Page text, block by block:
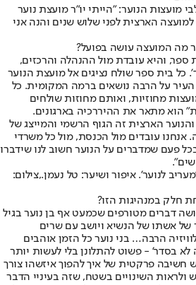
הנוער: "הייתי יו"ר מועצת נוער
הארצית לפני שלוש שנים והנה אני
מה המועצה עושה בפועל?
ספר, והיא עובדת מול ההנהלה והרכזים,
כל בית ספר שולח נציגים אל מועצת הנוער
על הרבה נושאים ברמה המקומית. כל
מחוזיות, ואותם מחוזות שולחים
הוא מתאר את ההיררכיה בארגונים.
הארצית זה הגוף הרשמי והמייצג של
אנחנו עובדים מול הכנסת, מול כל משרדי
פעם שמדברים על הנוער חשוב לנו שידברו
מתוך '21 עד 21' של 'מעריב לנוער'. איפור ושיער: טל נעמן.,צילום:
חלק במנהיגות הזו?
דברים מטורפים שכמעט אף בן נוער בגיל
של אשתו של הנשיא ויושב עם שרים
הרבה… בני נוער כל הזמן אוהבים
לא בסדר' - פשוט להתלונן בלי לעשות יותר
חשיבה פרקטית של איך להפוך איזשהו צורך
ולראות השינויים בשטח, שזה בעיניי הדבר